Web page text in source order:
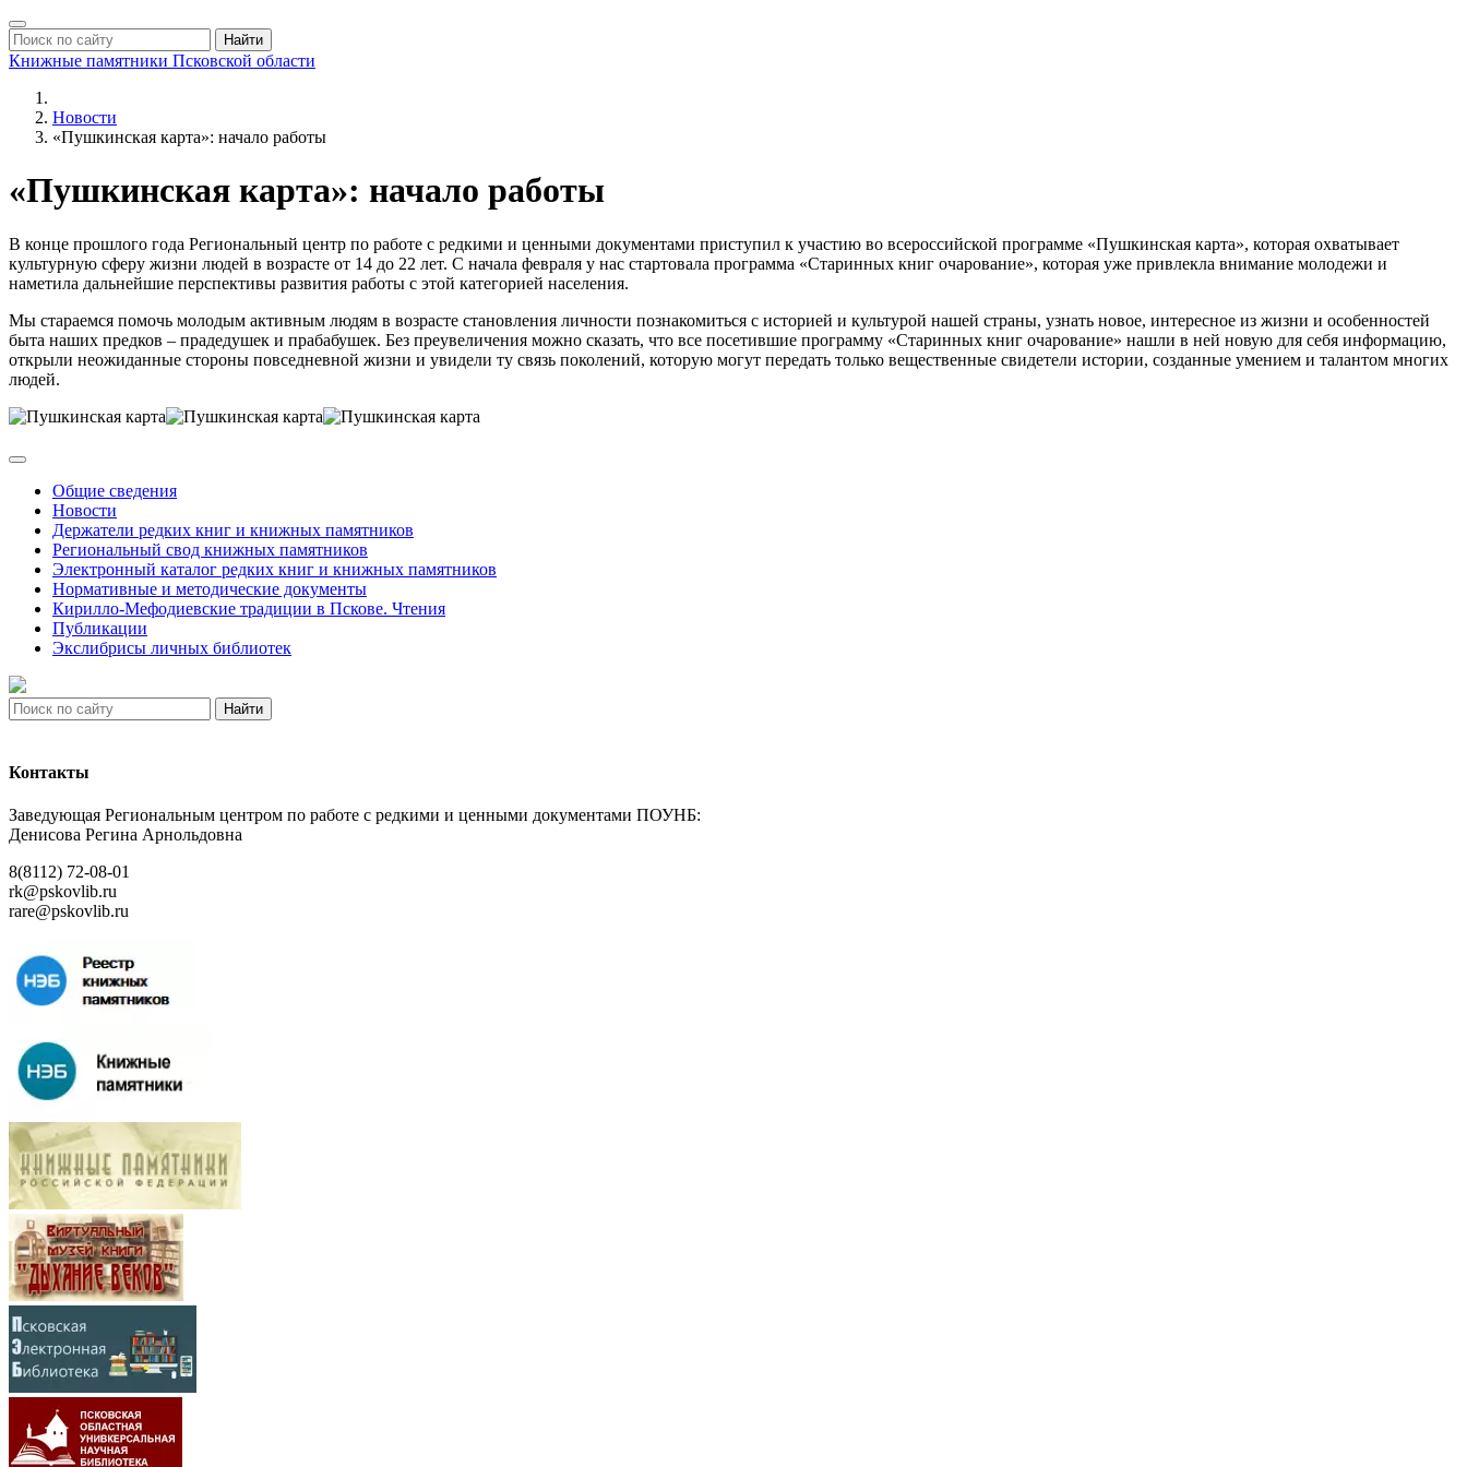
Найти
Книжные памятники Псковской области
Новости
«Пушкинская карта»: начало работы
«Пушкинская карта»: начало работы
В конце прошлого года Региональный центр по работе с редкими и ценными документами приступил к участию во всероссийской программе «Пушкинская карта», которая охватывает
культурную сферу жизни людей в возрасте от 14 до 22 лет. С начала февраля у нас стартовала программа «Старинных книг очарование», которая уже привлекла внимание молодежи и
наметила дальнейшие перспективы развития работы с этой категорией населения.
Мы стараемся помочь молодым активным людям в возрасте становления личности познакомиться с историей и культурой нашей страны, узнать новое, интересное из жизни и особенностей
быта наших предков – прадедушек и прабабушек. Без преувеличения можно сказать, что все посетившие программу «Старинных книг очарование» нашли в ней новую для себя информацию,
открыли неожиданные стороны повседневной жизни и увидели ту связь поколений, которую могут передать только вещественные свидетели истории, созданные умением и талантом многих
людей.
Общие сведения
Новости
Держатели редких книг и книжных памятников
Региональный свод книжных памятников
Электронный каталог редких книг и книжных памятников
Нормативные и методические документы
Кирилло-Мефодиевские традиции в Пскове. Чтения
Публикации
Экслибрисы личных библиотек
Найти
Контакты
Заведующая Региональным центром по работе с редкими и ценными документами ПОУНБ:
Денисова Регина Арнольдовна
8(8112) 72-08-01
rk@pskovlib.ru
rare@pskovlib.ru